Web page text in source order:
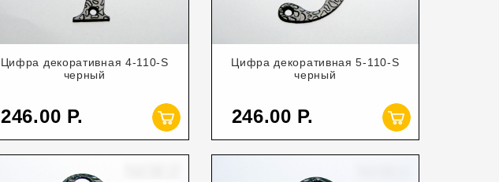
Цифра декоративная 4-110-S
черный
246.00
Цифра декоративная 5-110-S
черный
246.00